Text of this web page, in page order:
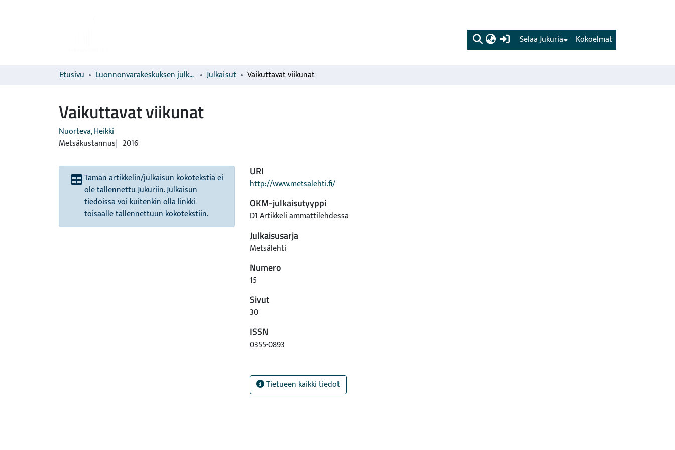
(current) Kokoelmat
Selaa Jukuria
Etusivu Luonnonvarakeskuksen julkaisut Julkaisut Vaikuttavat viikunat
Vaikuttavat viikunat
Nuorteva, Heikki
Metsäkustannus 2016
Tämän artikkelin/julkaisun kokotekstiä ei
ole tallennettu Jukuriin. Julkaisun
tiedoissa voi kuitenkin olla linkki
toisaalle tallennettuun kokotekstiin.
URI
http://www.metsalehti.fi/
OKM-julkaisutyyppi
D1 Artikkeli ammattilehdessä
Julkaisusarja
Metsälehti
Numero
15
Sivut
30
ISSN
0355-0893
Tietueen kaikki tiedot